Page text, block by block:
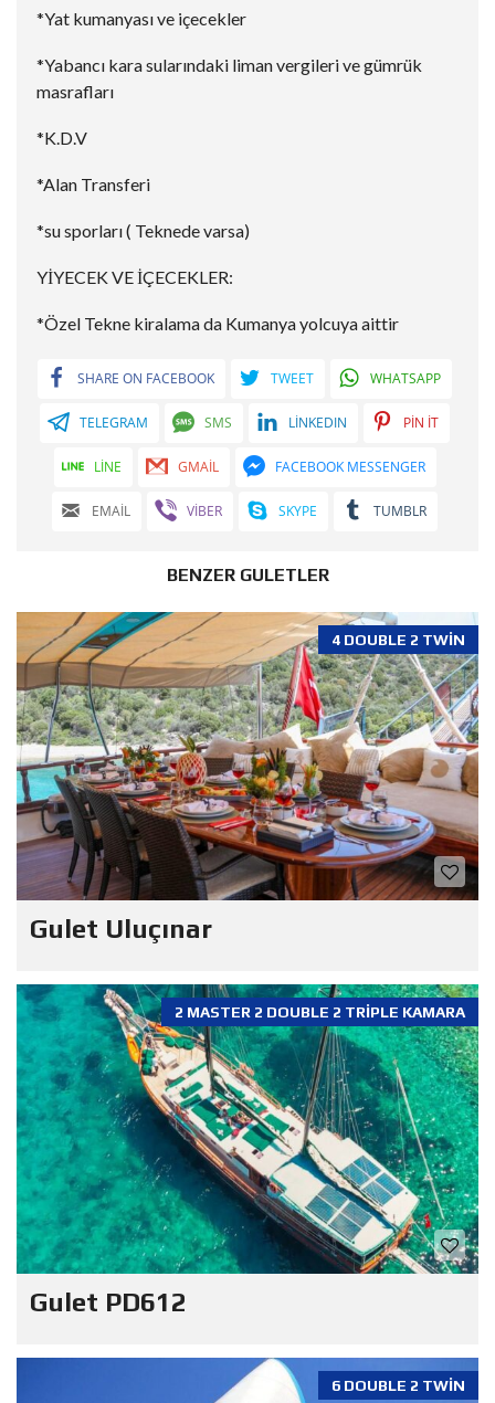
*Yat kumanyası ve içecekler
*Yabancı kara sularındaki liman vergileri ve gümrük
masrafları
*K.D.V
*Alan Transferi
*su sporları ( Teknede varsa)
YİYECEK VE İÇECEKLER:
*Özel Tekne kiralama da Kumanya yolcuya aittir
SHARE ON FACEBOOK TWEET WHATSAPP
TELEGRAM SMS LINKEDIN PIN IT
LINE GMAIL FACEBOOK MESSENGER
EMAIL VIBER SKYPE TUMBLR
BENZER GULETLER
4 DOUBLE 2 TWIN
Gulet Uluçınar
2 MASTER 2 DOUBLE 2 TRIPLE KAMARA
Gulet PD612
6 DOUBLE 2 TWIN